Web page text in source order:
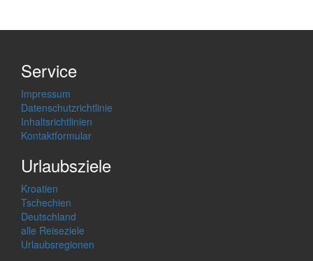
Service
Impressum
Datenschutzrichtlinie
Inhaltsrichtlinien
Kontaktformular
Urlaubsziele
Kroatien
Tschechien
Deutschland
alle Reiseziele
Urlaubsregionen